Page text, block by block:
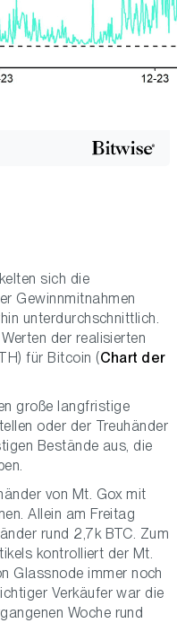
sich die
Gewinnmitnahmen
unterdurchschnittlich.
der realisierten
für Bitcoin (Chart der
große langfristige
oder der Treuhänder
Bestände aus, die
von Mt. Gox mit
Allein am Freitag
rund 2,7k BTC. Zum
kontrolliert der Mt.
Glassnode immer noch
Verkäufer war die
Woche rund